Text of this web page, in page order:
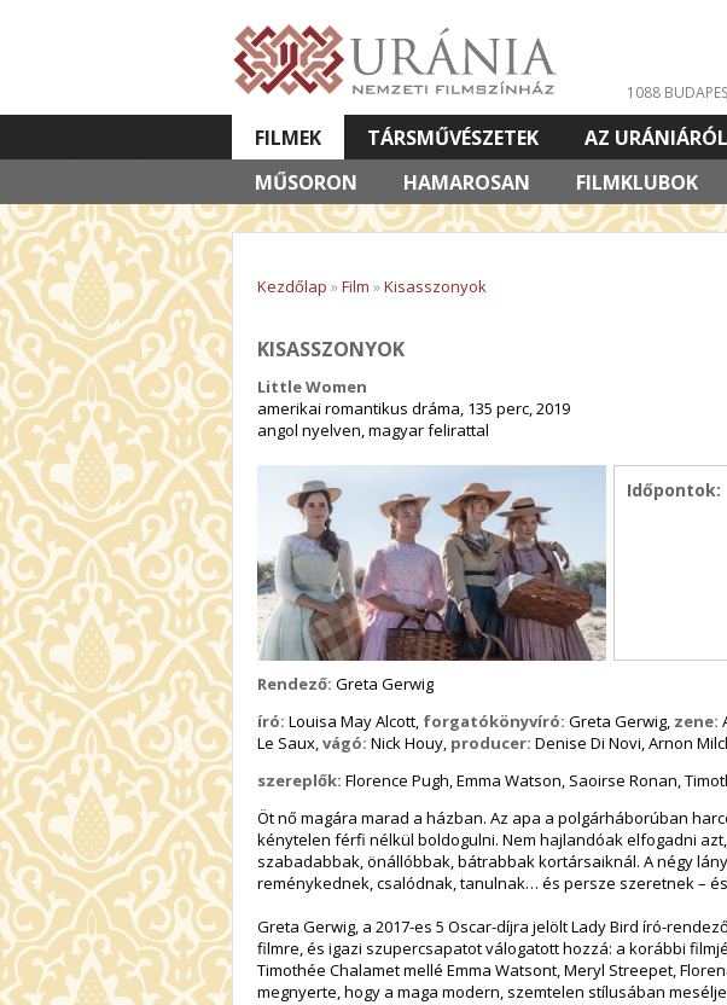
1088
FILMEK
MŰSORON
HAMAROSAN FILMKLUBOK
TÁRSMŰVÉSZETEK AZ URÁNIÁRÓL
VETÍTETT KÉPES ELŐADÁSOK
Kezdőlap »Film »Kisasszonyok
KISASSZONYOK
Little Women
amerikai romantikus dráma, 135 perc, 2019
angol nyelven, magyar felirattal
Időpontok:
Rendező: Greta Gerwig
író: Louisa May Alcott, forgatókönyvíró: Greta Gerwig, zene:
Le Saux,vágó: Nick Houy, producer: Denise Di Novi, Arnon
szereplők: Florence Pugh, Emma Watson, Saoirse Ronan,
Öt nő magára marad a házban. Az apa a polgárháborúban
kénytelen férfi nélkül boldogulni. Nem hajlandóak elfogadni
szabadabbak, önállóbbak, bátrabbak kortársaiknál. A négy
reménykednek, csalódnak, tanulnak… és persze szeretnek –
Greta Gerwig, a 2017-es 5 Oscar-díjra jelölt Lady Bird író-
filmre, és igazi szupercsapatot válogatott hozzá: a korábbi
Timothée Chalamet mellé Emma Watsont, Meryl Streepet,
megnyerte, hogy a maga modern, szemtelen stílusában